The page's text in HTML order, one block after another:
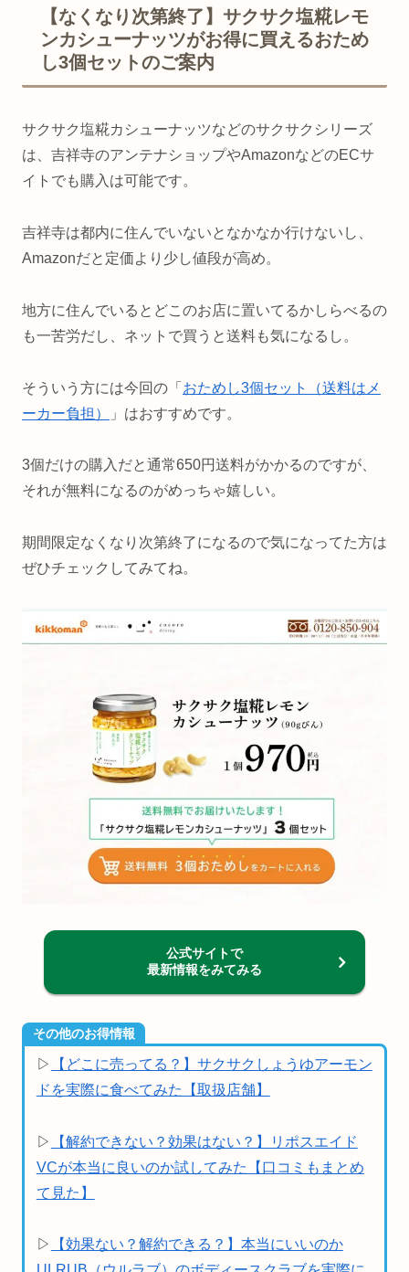
【なくなり次第終了】サクサク塩糀レモ
ンカシューナッツがお得に買えるおため
し3個セットのご案内
サクサク塩糀カシューナッツなどのサクサクシリーズ
は、吉祥寺のアンテナショップやAmazonなどのECサ
イトでも購入は可能です。
吉祥寺は都内に住んでいないとなかなか行けないし、
Amazonだと定価より少し値段が高め。
地方に住んでいるとどこのお店に置いてるかしらべるの
も一苦労だし、ネットで買うと送料も気になるし。
そういう方には今回の「 おためし3個セット（送料はメ
ーカー負担）
」はおすすめです。
3個だけの購入だと通常650円送料がかかるのですが、
それが無料になるのがめっちゃ嬉しい。
期間限定なくなり次第終了になるので気になってた方は
ぜひチェックしてみてね。
公式サイトで
最新情報をみてみる
その他のお得情報
▷
【どこに売ってる？】サクサクしょうゆアーモン
ドを実際に食べてみた【取扱店舗】
▷
【解約できない？効果はない？】リポスエイド
VCが本当に良いのか試してみた【口コミもまとめ
て見た】
▷
【効果ない？解約できる？】本当にいいのか